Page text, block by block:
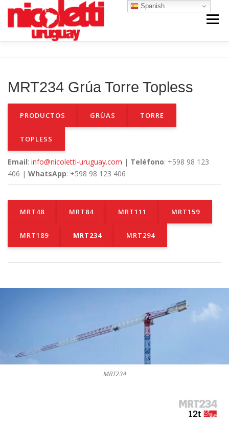
contenido
Menú
CONTACTO
MRT234 Grúa Torre Topless
PRODUCTOS GRÚAS TORRE
TOPLESS
Email: info@nicoletti-uruguay.com | Teléfono: +598 98 123
406 | WhatsApp: +598 98 123 406
MRT48 MRT84 MRT111 MRT159
MRT189 MRT234 MRT294
MRT234
Spanish